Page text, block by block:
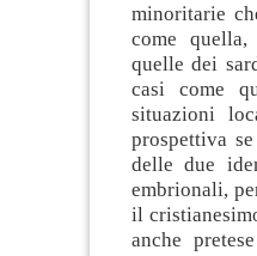
minoritarie
come
quelle dei
casi come
situazioni
prospettiva
delle due
embrionali,
il
anche